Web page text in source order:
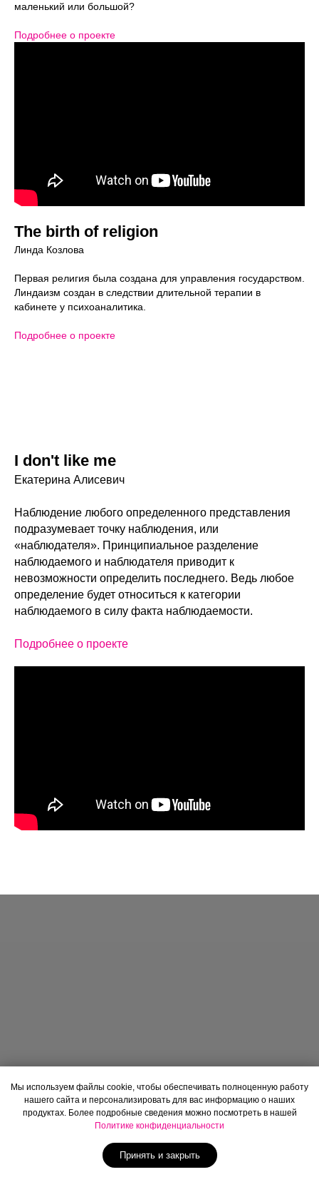
маленький или большой?
Подробнее о проекте
The birth of religion
Линда Козлова
Первая религия была создана для управления государством.
Линдаизм создан в следствии длительной терапии в
кабинете у психоаналитика.
Подробнее о проекте
I don't like me
Екатерина Алисевич
Наблюдение любого определенного представления
подразумевает точку наблюдения, или
«наблюдателя». Принципиальное разделение
наблюдаемого и наблюдателя приводит к
невозможности определить последнего. Ведь любое
определение будет относиться к категории
наблюдаемого в силу факта наблюдаемости.
Подробнее о проекте
Мы используем файлы cookie, чтобы обеспечивать полноценную работу
нашего сайта и персонализировать для вас информацию о наших
продуктах. Более подробные сведения можно посмотреть в нашей
Политике конфиденциальности
Принять и закрыть